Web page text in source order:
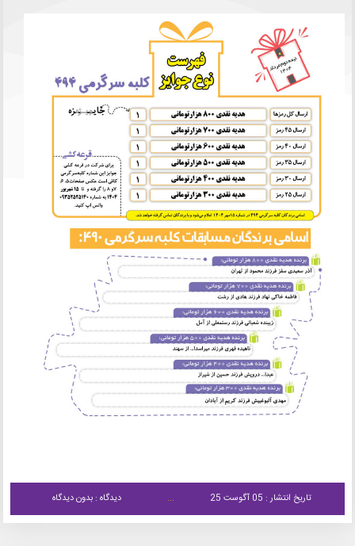
تاریخ انتشار : 05 آگوست 25 دیدگاه : بدون دیدگاه